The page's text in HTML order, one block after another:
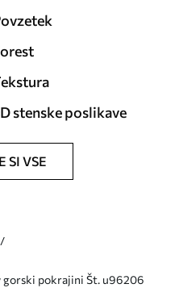
stenske poslikave
SI VSE
gorski pokrajini Št. u96206